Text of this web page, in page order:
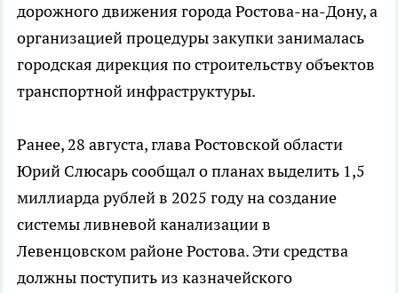
дорожного движения города Ростова-на-Дону, а
организацией процедуры закупки занималась
городская дирекция по строительству объектов
транспортной инфраструктуры.
Ранее, 28 августа, глава Ростовской области
Юрий Слюсарь сообщал о планах выделить 1,5
миллиарда рублей в 2025 году на создание
системы ливневой канализации в
Левенцовском районе Ростова. Эти средства
должны поступить из казначейского